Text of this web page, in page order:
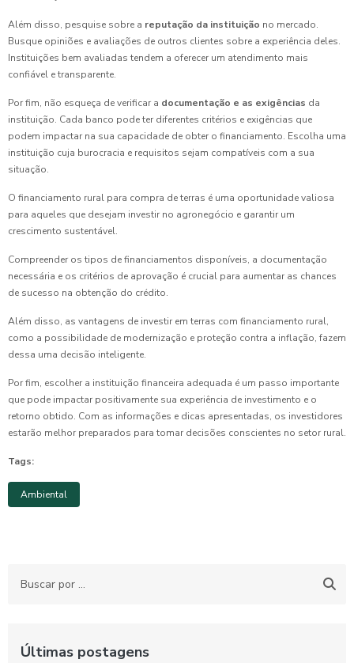
Além disso, pesquise sobre a reputação da instituição no mercado.
Busque opiniões e avaliações de outros clientes sobre a experiência deles.
Instituições bem avaliadas tendem a oferecer um atendimento mais
confiável e transparente.
Por fim, não esqueça de verificar a documentação e as exigências da
instituição. Cada banco pode ter diferentes critérios e exigências que
podem impactar na sua capacidade de obter o financiamento. Escolha uma
instituição cuja burocracia e requisitos sejam compatíveis com a sua
situação.
O financiamento rural para compra de terras é uma oportunidade valiosa
para aqueles que desejam investir no agronegócio e garantir um
crescimento sustentável.
Compreender os tipos de financiamentos disponíveis, a documentação
necessária e os critérios de aprovação é crucial para aumentar as chances
de sucesso na obtenção do crédito.
Além disso, as vantagens de investir em terras com financiamento rural,
como a possibilidade de modernização e proteção contra a inflação, fazem
dessa uma decisão inteligente.
Por fim, escolher a instituição financeira adequada é um passo importante
que pode impactar positivamente sua experiência de investimento e o
retorno obtido. Com as informações e dicas apresentadas, os investidores
estarão melhor preparados para tomar decisões conscientes no setor rural.
Tags:
Ambiental
Últimas postagens